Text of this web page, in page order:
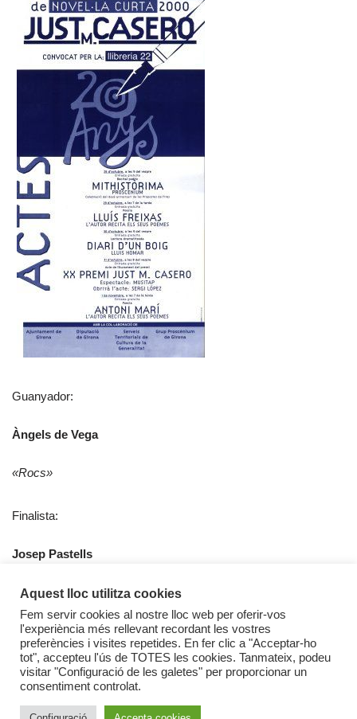
Guanyador:
Àngels de Vega
«Rocs»
Finalista:
Josep Pastells
«Witxi»
Aquest lloc utilitza cookies
Fem servir cookies al nostre lloc web per oferir-vos
l'experiència més rellevant recordant les vostres
preferències i visites repetides. En fer clic a "Acceptar-ho
tot", accepteu l'ús de TOTES les cookies. Tanmateix, podeu
visitar "Configuració de les galetes" per proporcionar un
consentiment controlat.